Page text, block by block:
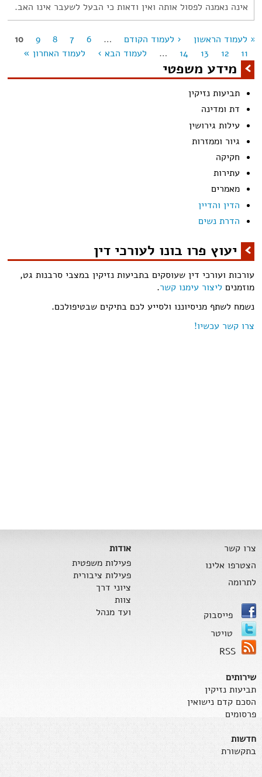
אינה נאמנה לפסול אותה ואין ודאות כי הבעל לשעבר אינו האב.
« לעמוד הראשון ‹ לעמוד הקודם …
6
7
8
9
10
11
12
13
14
… לעמוד הבא › לעמוד האחרון »
מידע משפטי
תביעות נזיקין
דת ומדינה
עילות גירושין
גיור וממזרות
חקיקה
עתירות
מאמרים
הדין והדיין
הדרת נשים
יעוץ פרו בונו לעורכי דין
עורכות ועורכי דין שעוסקים בתביעות נזיקין במצבי סרבנות גט,
מוזמנים ליצור עימנו קשר.
נשמח לשתף מניסיוננו ולסייע לכם בתיקים שבטיפולכם.
צרו קשר עכשיו!
צרו קשר
הצטרפו אלינו
לתרומה
פייסבוק
טויטר
RSS
אודות
פעילות משפטית
פעילות ציבורית
ציוני דרך
צוות
ועד מנהל
שירותים
תביעות נזיקין
הסכם קדם נישואין
פרסומים
חדשות
בתקשורת